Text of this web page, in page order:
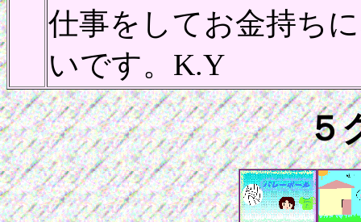
仕事をしてお金持ち
いです。K.Y
５